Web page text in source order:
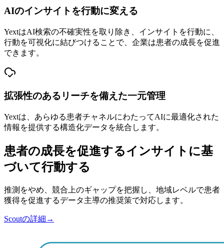
AIのインサイトを行動に変える
YextはAI検索の不確実性を取り除き、インサイトを行動に、
行動を可視化に結びつけることで、企業は患者の成長を促進
できます。
拡張性のあるリーチを備えた一元管理
Yextは、あらゆる患者チャネルにわたってAIに最適化された
情報を提供する構造化データを統合します。
患者の成長を促進するインサイトに基
づいて行動する
推測をやめ、競合上のギャップを把握し、地域レベルで患者
獲得を促進するデータ主導の推奨策で対応します。
Scoutの詳細 →